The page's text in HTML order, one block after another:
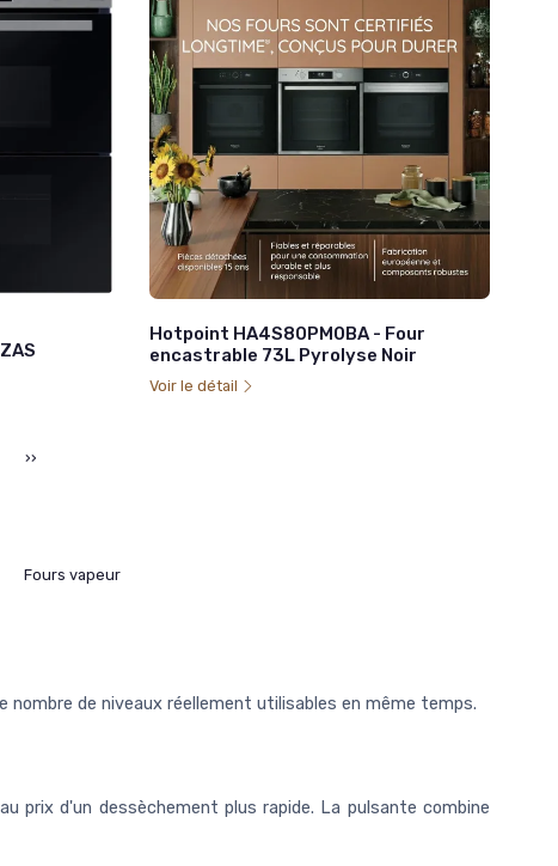
Hotpoint HA4S80PM0BA - Four
encastrable 73L Pyrolyse Noir
Voir le détail
››
Fours vapeur
de niveaux réellement utilisables en même temps.
d'un dessèchement plus rapide. La pulsante combine